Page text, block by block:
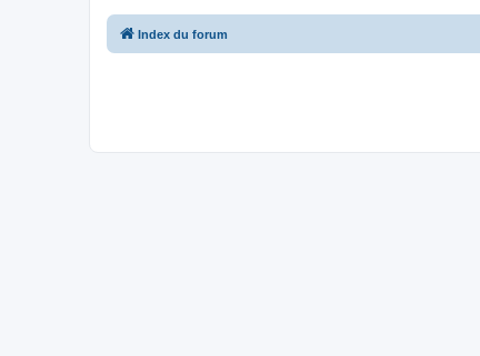
Index du forum